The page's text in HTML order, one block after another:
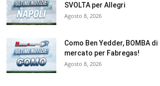
SVOLTA per Allegri
Agosto 8, 2026
Como Ben Yedder, BOMBA di
mercato per Fabregas!
Agosto 8, 2026